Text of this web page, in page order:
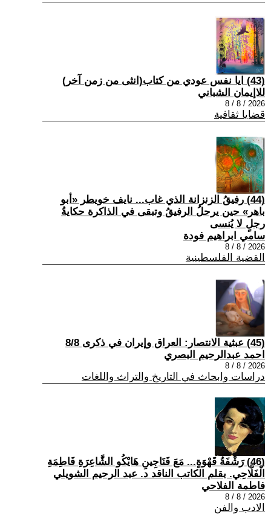
(43) ايا نفس عودي من كتاب(انثى من زمن آخر)
للاإيمان الشباني
2026 / 8 / 8
قضايا ثقافية
(44) رفيقُ الزنزانة الذي غاب... نايف خويطر «أبو
باهر» حين يرحلُ الرفيقُ وتبقى في الذاكرة حكايةُ
رجلٍ لا يُنسى
سامي ابراهيم فودة
2026 / 8 / 8
القضية الفلسطينية
(45) عبثية الانتصار: العراق وإيران في ذكرى 8/8
احمد عبدالرحيم البصري
2026 / 8 / 8
دراسات وابحاث في التاريخ والتراث واللغات
(46) رَشْفَةُ قَهْوَةٍ... مَعَ فَنَاجِينِ هَايْكُو الشَّاعِرَةِ فَاطِمَةِ
الْفَلَّاحِي. بقلم الكاتب الناقد د. عبد الرحيم الشويلي
فاطمة الفلاحي
2026 / 8 / 8
الادب والفن